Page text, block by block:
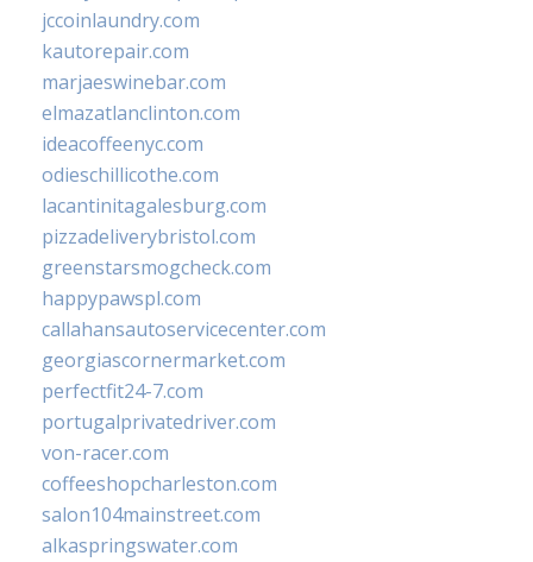
jccoinlaundry.com
kautorepair.com
marjaeswinebar.com
elmazatlanclinton.com
ideacoffeenyc.com
odieschillicothe.com
lacantinitagalesburg.com
pizzadeliverybristol.com
greenstarsmogcheck.com
happypawspl.com
callahansautoservicecenter.com
georgiascornermarket.com
perfectfit24-7.com
portugalprivatedriver.com
von-racer.com
coffeeshopcharleston.com
salon104mainstreet.com
alkaspringswater.com